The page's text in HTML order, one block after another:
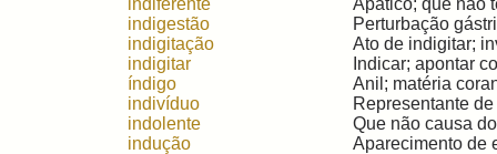
indiferente
Apático; que não
indigestão
Perturbação
indigitação
Ato de indigitar;
indigitar
Indicar; apontar
índigo
Anil; matéria
indivíduo
Representante
indolente
Que não causa
indução
Aparecimento de